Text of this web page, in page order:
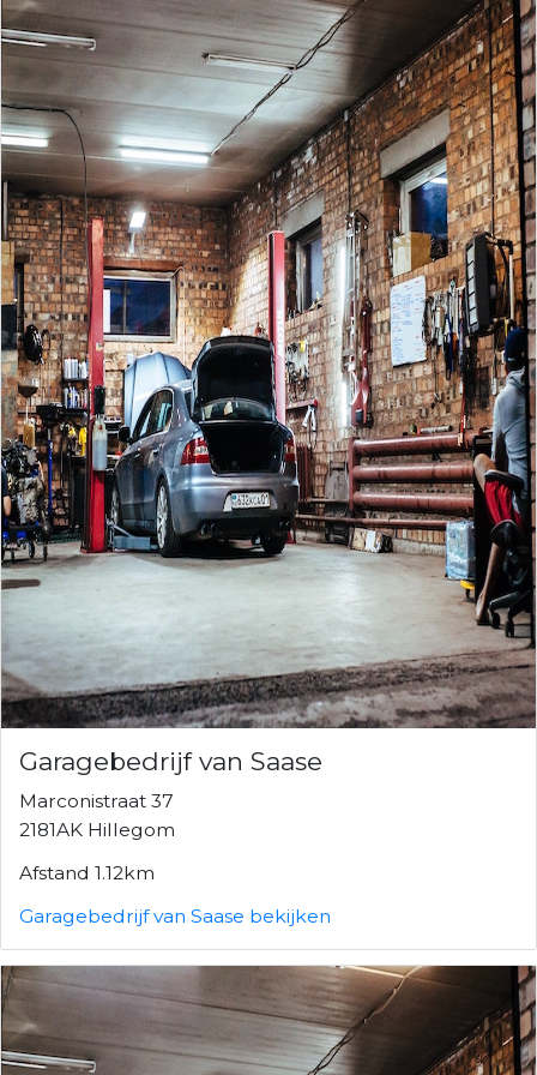
Garagebedrijf van Saase
Marconistraat 37
2181AK Hillegom
Afstand 1.12km
Garagebedrijf van Saase bekijken